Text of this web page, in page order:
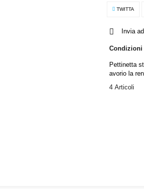
TWITTA
Invia
Condizioni
Pettinetta
avorio la
4 Articoli